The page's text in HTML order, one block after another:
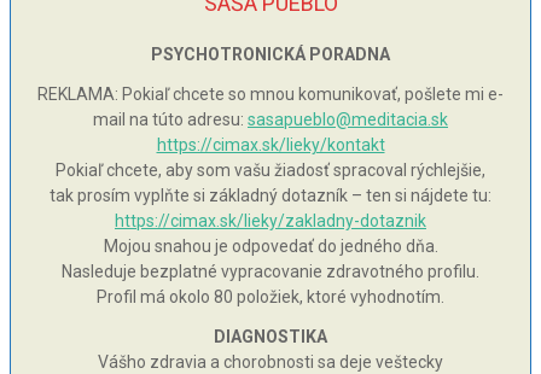
PSYCHOTRONICKÁ PORADNA
REKLAMA: Pokiaľ chcete so mnou komunikovať, pošlete mi e-
mail na túto adresu: sasapueblo@meditacia.sk
https://cimax.sk/lieky/kontakt
Pokiaľ chcete, aby som vašu žiadosť spracoval rýchlejšie,
tak prosím vyplňte si základný dotazník – ten si nájdete tu:
https://cimax.sk/lieky/zakladny-dotaznik
Mojou snahou je odpovedať do jedného dňa.
Nasleduje bezplatné vypracovanie zdravotného profilu.
Profil má okolo 80 položiek, ktoré vyhodnotím.
DIAGNOSTIKA
Vášho zdravia a chorobnosti sa deje veštecky